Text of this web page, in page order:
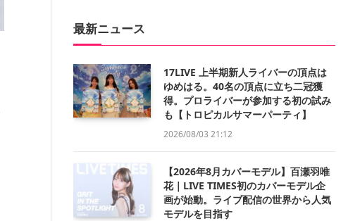
最新ニュース
17LIVE 上半期新人ライバーの頂点は
ゆめはる。40名の頂点に立ち二冠獲
得。プロライバーが参加する初の試み
も【トロピカルサマーパーティ】
2026/08/03 21:12
【2026年8月カバーモデル】百瀬羽唯
花｜LIVE TIMES初のカバーモデル企
画が始動。ライブ配信の世界から人気
モデルを目指す